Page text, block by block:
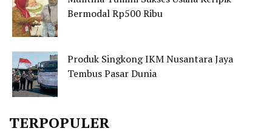
Bermodal Rp500 Ribu
Produk Singkong IKM Nusantara Jaya
Tembus Pasar Dunia
TERPOPULER